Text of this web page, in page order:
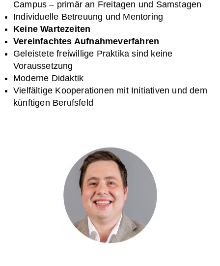
Campus – primär an Freitagen und Samstagen
Individuelle Betreuung und Mentoring
Keine Wartezeiten
Vereinfachtes Aufnahmeverfahren
Geleistete freiwillige Praktika sind keine
Voraussetzung
Moderne Didaktik
Vielfältige Kooperationen mit Initiativen und dem
künftigen Berufsfeld